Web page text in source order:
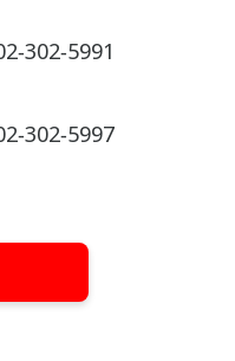
302-5991
302-5997